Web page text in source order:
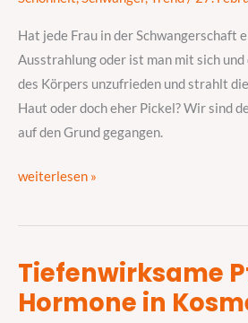
Hat jede Frau in der Schwangerschaft
Ausstrahlung oder ist man mit sich und
des Körpers unzufrieden und strahlt
Haut oder doch eher Pickel? Wir sind
auf den Grund gegangen.
jede
Schönheitskur?
weiterlesen »
Tiefenwirksame
Hormone in
Tiefenwirksame
Pflege